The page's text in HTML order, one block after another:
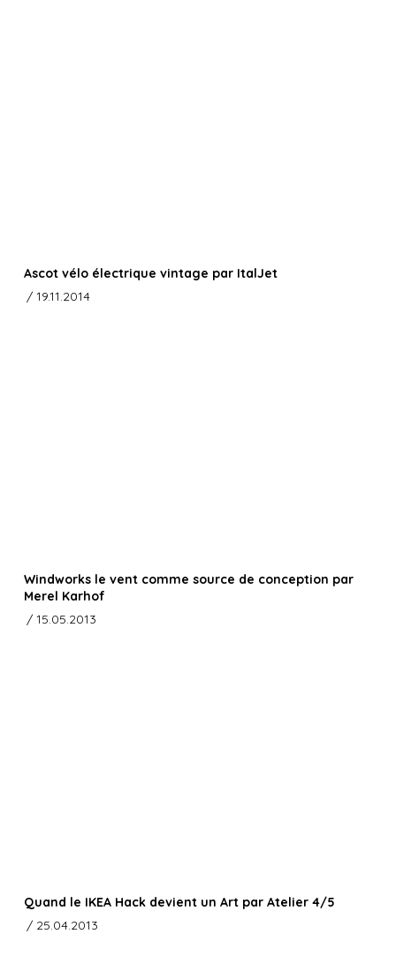
Ascot vélo électrique vintage par ItalJet
/ 19.11.2014
Windworks le vent comme source de conception par
Merel Karhof
/ 15.05.2013
Quand le IKEA Hack devient un Art par Atelier 4/5
/ 25.04.2013